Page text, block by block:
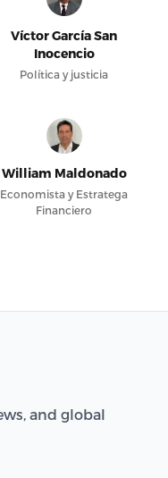
Víctor García San
Inocencio
Política y justicia
William Maldonado
Economista y Estratega
Financiero
and global